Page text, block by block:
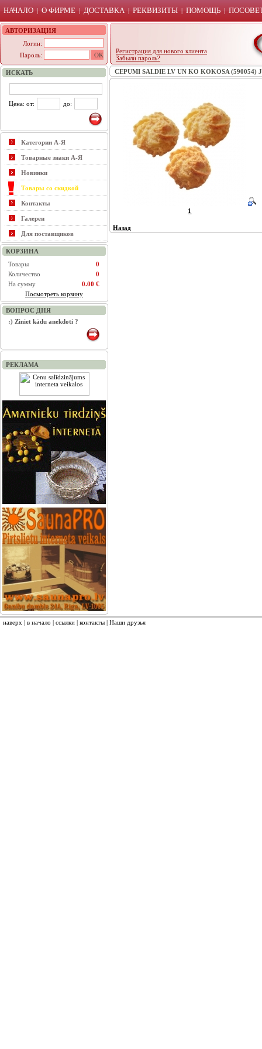
НАЧАЛО | О ФИРМЕ | ДОСТАВКА | РЕКВИЗИТЫ | ПОМОЩЬ |
АВТОРИЗАЦИЯ
Логин:
Пароль:
Регистрация для нового клиента
Забыли пароль?
ИСКАТЬ
Цена: от: до:
Категории А-Я
Товарные знаки А-Я
Новинки
Товары со скидкой
Контакты
Галереи
Для поставщиков
КОРЗИНА
Товары
0
Количество
0
На сумму
0.00 €
Посмотреть корзину
ВОПРОС ДНЯ
:) Ziniet kādu anekdoti ?
РЕКЛАМА
CEPUMI SALDIE LV UN KO KOKOSA (590054)
1
Назад
наверх | в начало | ссылки | контакты | Наши друзья